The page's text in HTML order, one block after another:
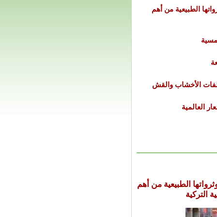
الطبيعية من أهم
الأخشاب والقش
العالمية
الطبيعية من أهم
التركية